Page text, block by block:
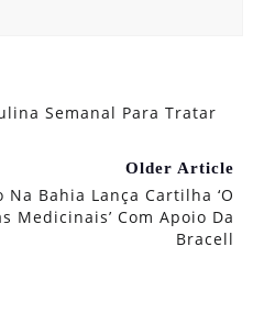
Semanal Para Tratar
Older Article
Bahia Lança Cartilha ‘O
Medicinais’ Com Apoio Da
Bracell